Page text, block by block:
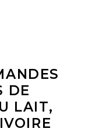
DE
LAIT,